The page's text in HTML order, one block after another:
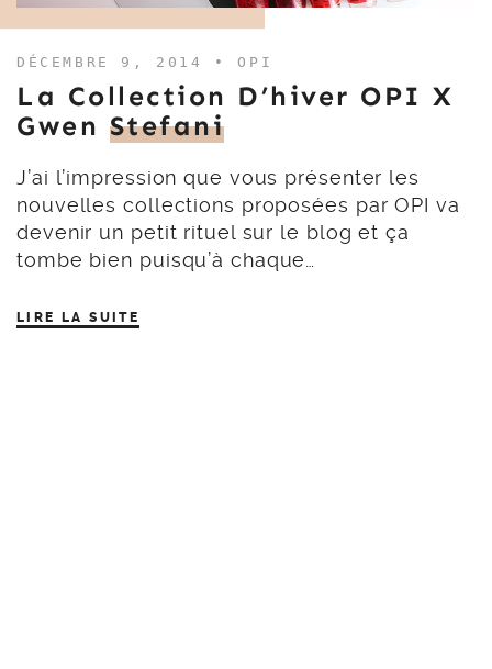
DÉCEMBRE 9, 2014 •OPI
La Collection D’hiver OPI X
Gwen Stefani
J’ai l’impression que vous présenter les
nouvelles collections proposées par OPI va
devenir un petit rituel sur le blog et ça
tombe bien puisqu’à chaque…
LIRE LA SUITE